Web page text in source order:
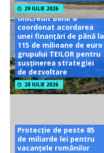
29 IULIE 2026
UniCredit Bank a
coordonat acordarea
unei finanțări de până la
115 de milioane de euro
grupului TEILOR pentru
susținerea strategiei
de dezvoltare
28 IULIE 2026
Protecție de peste 85
de miliarde lei pentru
vacanțele românilor